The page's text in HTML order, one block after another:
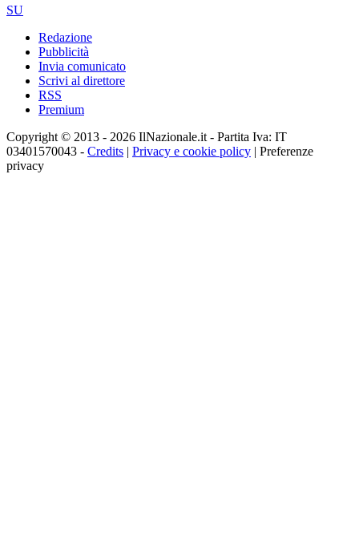
SU
Redazione
Pubblicità
Invia comunicato
Scrivi al direttore
RSS
Premium
Copyright © 2013 - 2026 IlNazionale.it - Partita Iva: IT
03401570043 - Credits | Privacy e cookie policy | Preferenze
privacy